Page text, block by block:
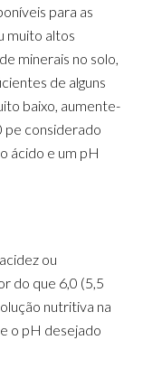
para as
muito altos
minerais no solo,
de alguns
baixo, aumente-
pe considerado
ácido e um pH
ou
do que 6,0 (5,5
nutritiva na
o pH desejado